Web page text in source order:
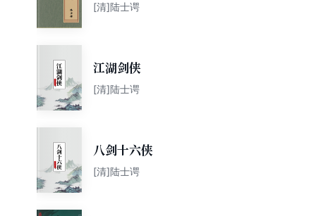
[清]陆士谔
江湖剑侠
[清]陆士谔
八剑十六侠
[清]陆士谔